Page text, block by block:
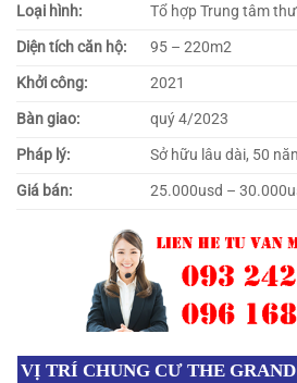
Loại hình:
Tổ hợp Trung tâm
Diện tích căn hộ:
95 – 220m2
Khởi công:
2021
Bàn giao:
quý 4/2023
Pháp lý:
Sở hữu lâu dài, 50
Giá bán:
25.000usd –
VỊ TRÍ CHUNG CƯ THE